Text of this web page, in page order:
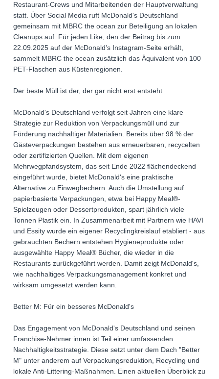
Restaurant-Crews und Mitarbeitenden der Hauptverwaltung
statt. Über Social Media ruft McDonald's Deutschland
gemeinsam mit MBRC the ocean zur Beteiligung an lokalen
Cleanups auf. Für jeden Like, den der Beitrag bis zum
22.09.2025 auf der McDonald's Instagram-Seite erhält,
sammelt MBRC the ocean zusätzlich das Äquivalent von 100
PET-Flaschen aus Küstenregionen.
Der beste Müll ist der, der gar nicht erst entsteht
McDonald's Deutschland verfolgt seit Jahren eine klare
Strategie zur Reduktion von Verpackungsmüll und zur
Förderung nachhaltiger Materialien. Bereits über 98 % der
Gästeverpackungen bestehen aus erneuerbaren, recycelten
oder zertifizierten Quellen. Mit dem eigenen
Mehrwegpfandsystem, das seit Ende 2022 flächendeckend
eingeführt wurde, bietet McDonald's eine praktische
Alternative zu Einwegbechern. Auch die Umstellung auf
papierbasierte Verpackungen, etwa bei Happy Meal®-
Spielzeugen oder Dessertprodukten, spart jährlich viele
Tonnen Plastik ein. In Zusammenarbeit mit Partnern wie HAVI
und Essity wurde ein eigener Recyclingkreislauf etabliert - aus
gebrauchten Bechern entstehen Hygieneprodukte oder
ausgewählte Happy Meal® Bücher, die wieder in die
Restaurants zurückgeführt werden. Damit zeigt McDonald's,
wie nachhaltiges Verpackungsmanagement konkret und
wirksam umgesetzt werden kann.
Better M: Für ein besseres McDonald's
Das Engagement von McDonald's Deutschland und seinen
Franchise-Nehmer:innen ist Teil einer umfassenden
Nachhaltigkeitsstrategie. Diese setzt unter dem Dach "Better
M" unter anderem auf Verpackungsreduktion, Recycling und
lokale Anti-Littering-Maßnahmen. Einen aktuellen Überblick zu